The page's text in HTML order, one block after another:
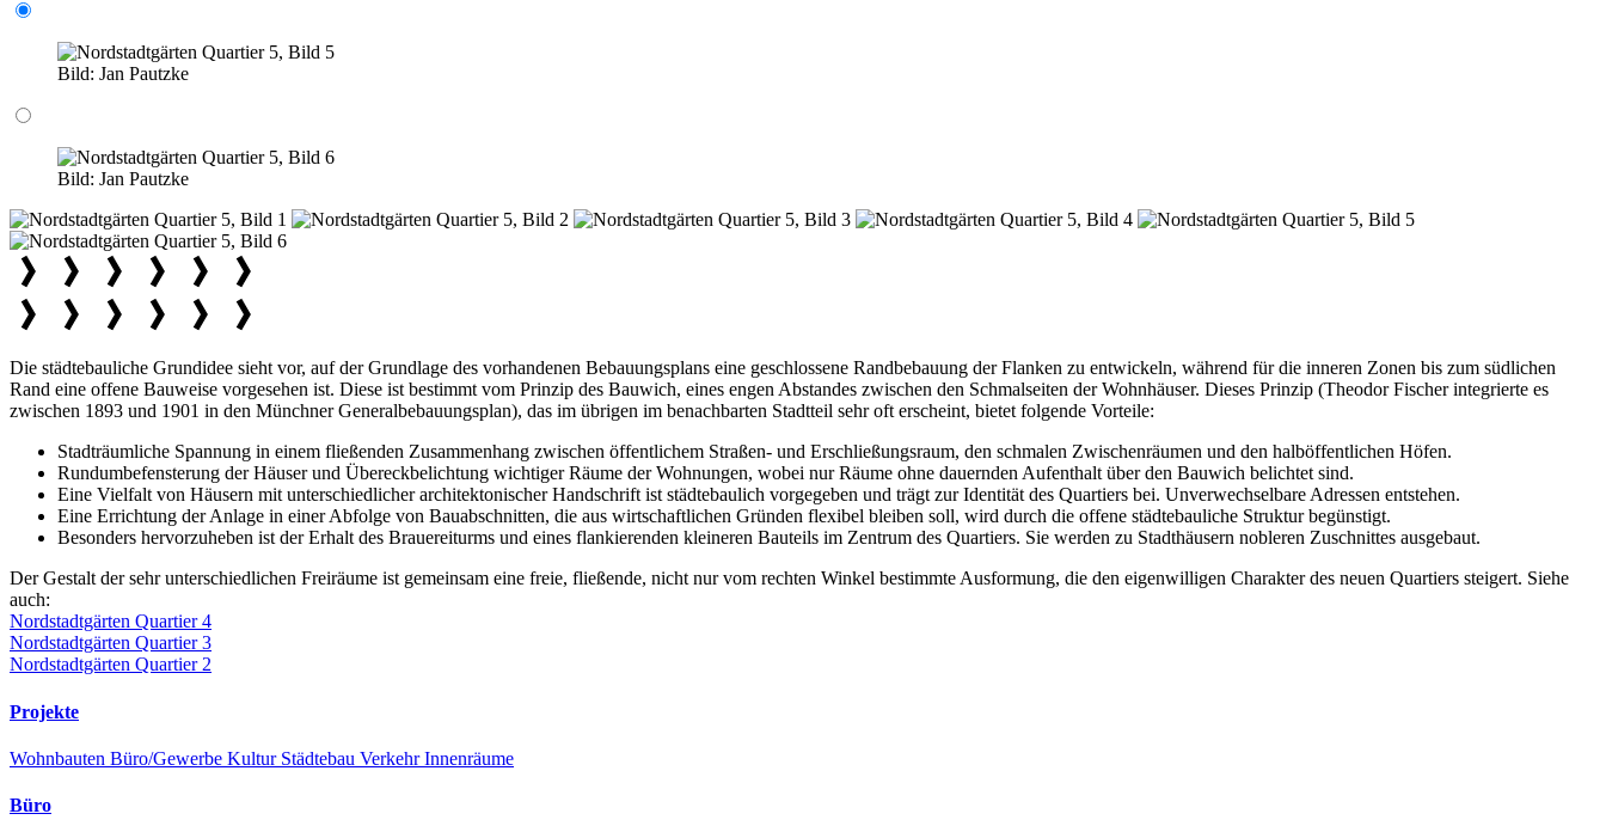
Bild: Jan Pautzke
Bild: Jan Pautzke
Die städtebauliche Grundidee sieht vor, auf der Grundlage des vorhandenen Bebauungsplans eine geschlossene Randbebauung der Flanken zu entwickeln, während für die inneren Zonen bis zum südlichen
Rand eine offene Bauweise vorgesehen ist. Diese ist bestimmt vom Prinzip des Bauwich, eines engen Abstandes zwischen den Schmalseiten der Wohnhäuser. Dieses Prinzip (Theodor Fischer integrierte es
zwischen 1893 und 1901 in den Münchner Generalbebauungsplan), das im übrigen im benachbarten Stadtteil sehr oft erscheint, bietet folgende Vorteile:
Stadträumliche Spannung in einem fließenden Zusammenhang zwischen öffentlichem Straßen- und Erschließungsraum, den schmalen Zwischenräumen und den halböffentlichen Höfen.
Rundumbefensterung der Häuser und Übereckbelichtung wichtiger Räume der Wohnungen, wobei nur Räume ohne dauernden Aufenthalt über den Bauwich belichtet sind.
Eine Vielfalt von Häusern mit unterschiedlicher architektonischer Handschrift ist städtebaulich vorgegeben und trägt zur Identität des Quartiers bei. Unverwechselbare Adressen entstehen.
Eine Errichtung der Anlage in einer Abfolge von Bauabschnitten, die aus wirtschaftlichen Gründen flexibel bleiben soll, wird durch die offene städtebauliche Struktur begünstigt.
Besonders hervorzuheben ist der Erhalt des Brauereiturms und eines flankierenden kleineren Bauteils im Zentrum des Quartiers. Sie werden zu Stadthäusern nobleren Zuschnittes ausgebaut.
Der Gestalt der sehr unterschiedlichen Freiräume ist gemeinsam eine freie, fließende, nicht nur vom rechten Winkel bestimmte Ausformung, die den eigenwilligen Charakter des neuen Quartiers steigert. Siehe
auch:
Nordstadtgärten Quartier 4
Nordstadtgärten Quartier 3
Nordstadtgärten Quartier 2
Projekte
Wohnbauten Büro/Gewerbe Kultur Städtebau VerkehrInnenräume
Büro